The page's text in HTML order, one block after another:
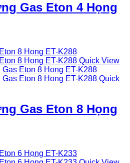
Gas Eton 4 Họng
Quick View
Quick
Gas Eton 8 Họng